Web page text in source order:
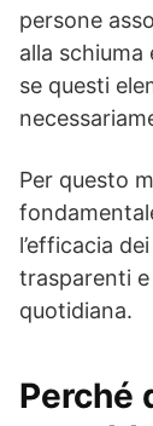
persone
alla
se questi
Per questo
l’efficacia
trasparenti
quotidiana.
Perché